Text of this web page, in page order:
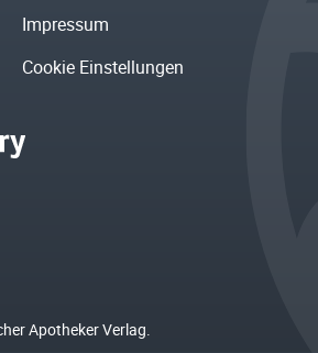
Impressum
Cookie Einstellungen
Apotheker Verlag.